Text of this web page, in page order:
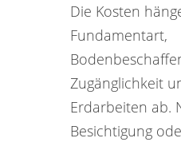
Die Kosten
Fundamentart,
Zugänglichkeit
Erdarbeiten ab.
Besichtigung